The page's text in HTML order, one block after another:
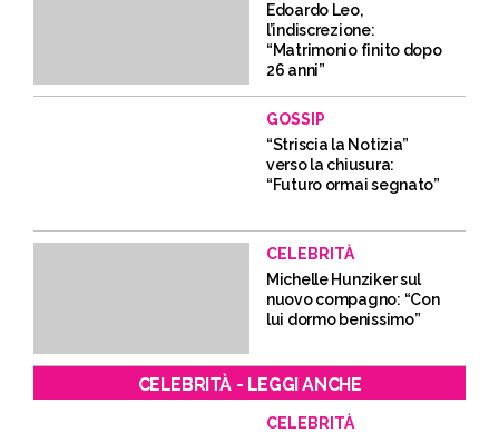
Edoardo Leo,
l’indiscrezione:
“Matrimonio finito dopo
26 anni”
GOSSIP
“Striscia la Notizia”
verso la chiusura:
“Futuro ormai segnato”
CELEBRITÀ
Michelle Hunziker sul
nuovo compagno: “Con
lui dormo benissimo”
CELEBRITÀ - LEGGI ANCHE
CELEBRITÀ